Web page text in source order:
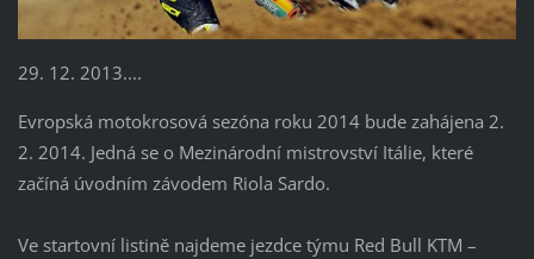
29. 12. 2013....
Evropská motokrosová sezóna roku 2014 bude zahájena 2.
2. 2014. Jedná se o Mezinárodní mistrovství Itálie, které
začíná úvodním závodem Riola Sardo.
Ve startovní listině najdeme jezdce týmu Red Bull KTM –